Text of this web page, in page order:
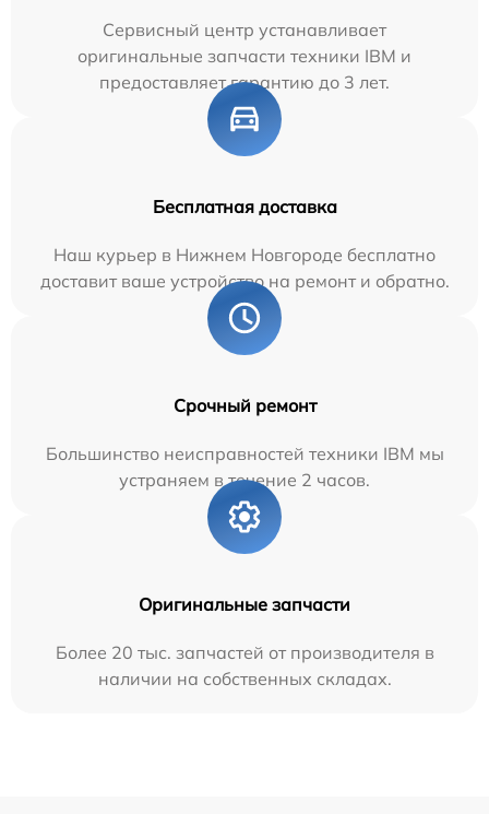
Сервисный центр устанавливает
оригинальные запчасти техники IBM и
предоставляет гарантию до 3 лет.
Бесплатная доставка
Наш курьер в Нижнем Новгороде бесплатно
доставит ваше устройство на ремонт и обратно.
Срочный ремонт
Большинство неисправностей техники IBM мы
устраняем в течение 2 часов.
Оригинальные запчасти
Более 20 тыс. запчастей от производителя в
наличии на собственных складах.